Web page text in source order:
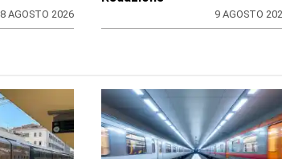
8 AGOSTO 2026 9 AGOSTO